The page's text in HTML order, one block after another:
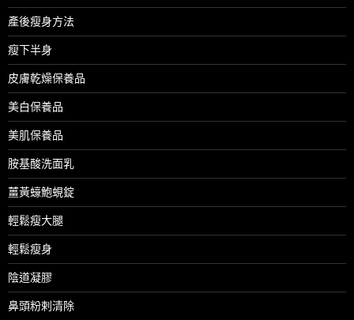
產後瘦身方法
瘦下半身
皮膚乾燥保養品
美白保養品
美肌保養品
胺基酸洗面乳
薑黃蠔鮑蜆錠
輕鬆瘦大腿
輕鬆瘦身
陰道凝膠
鼻頭粉剌清除